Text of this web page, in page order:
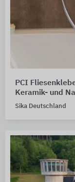
PCI
Keramik- und
Sika Deutschland